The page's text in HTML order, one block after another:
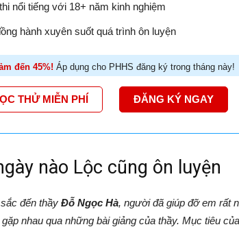
nổi tiếng với 18+ năm kinh nghiệm
hành xuyên suốt quá trình ôn luyện
đến 45%! Áp dụng cho PHHS đăng ký trong tháng này!
THỬ MIỄN PHÍ ĐĂNG KÝ NGAY
nào Lộc cũng ôn luyện
đến thầy Đỗ Ngọc Hà, người đã giúp đỡ em rất
nhau qua những bài giảng của thầy. Mục tiêu